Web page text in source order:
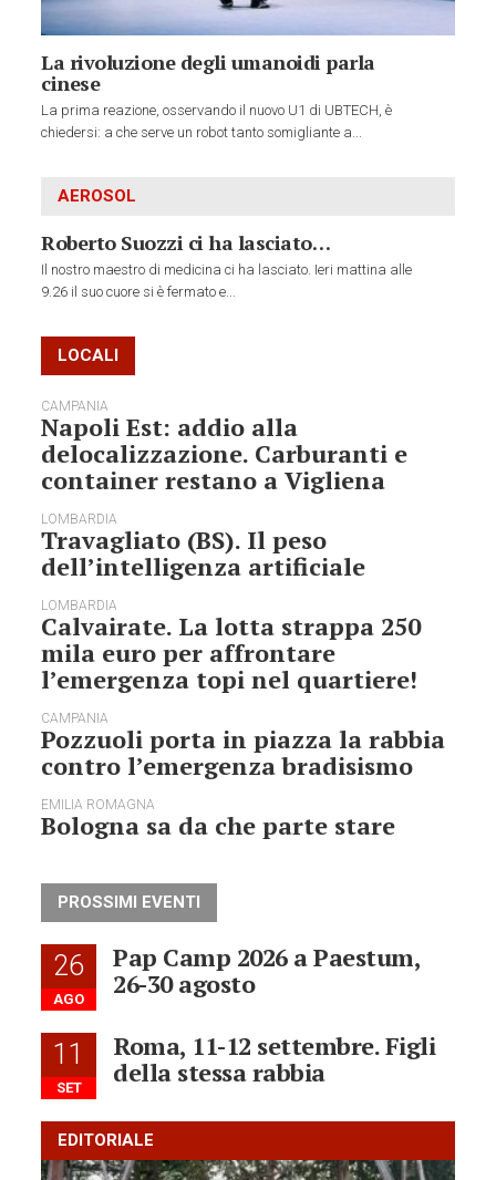
La rivoluzione degli umanoidi parla
cinese
La prima reazione, osservando il nuovo U1 di UBTECH, è
chiedersi: a che serve un robot tanto somigliante a...
AEROSOL
Roberto Suozzi ci ha lasciato…
Il nostro maestro di medicina ci ha lasciato. Ieri mattina alle
9.26 il suo cuore si è fermato e...
LOCALI
CAMPANIA
Napoli Est: addio alla
delocalizzazione. Carburanti e
container restano a Vigliena
LOMBARDIA
Travagliato (BS). Il peso
dell’intelligenza artificiale
LOMBARDIA
Calvairate. La lotta strappa 250
mila euro per affrontare
l’emergenza topi nel quartiere!
CAMPANIA
Pozzuoli porta in piazza la rabbia
contro l’emergenza bradisismo
EMILIA ROMAGNA
Bologna sa da che parte stare
PROSSIMI EVENTI
26
AGO
Pap Camp 2026 a Paestum,
26-30 agosto
11
SET
Roma, 11-12 settembre. Figli
della stessa rabbia
EDITORIALE